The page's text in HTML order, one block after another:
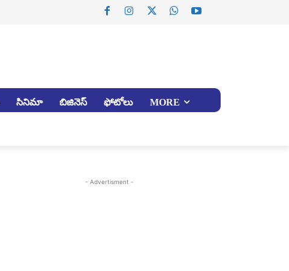
సినిమా బిజినెస్ ఫోటోలు MORE
- Advertisment -